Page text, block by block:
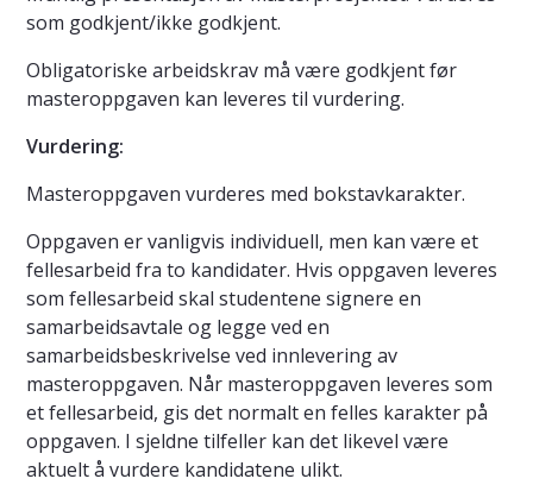
som godkjent/ikke godkjent.
Obligatoriske arbeidskrav må være godkjent før
masteroppgaven kan leveres til vurdering.
Vurdering:
Masteroppgaven vurderes med bokstavkarakter.
Oppgaven er vanligvis individuell, men kan være et
fellesarbeid fra to kandidater. Hvis oppgaven leveres
som fellesarbeid skal studentene signere en
samarbeidsavtale og legge ved en
samarbeidsbeskrivelse ved innlevering av
masteroppgaven. Når masteroppgaven leveres som
et fellesarbeid, gis det normalt en felles karakter på
oppgaven. I sjeldne tilfeller kan det likevel være
aktuelt å vurdere kandidatene ulikt.​